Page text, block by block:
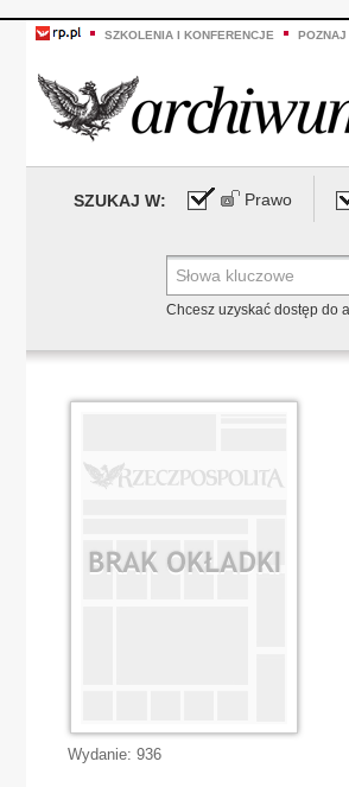
SZKOLENIA I KONFERENCJE POZNAJ
SZUKAJ W: Prawo
Chcesz uzyskać dostęp do
Wydanie: 936